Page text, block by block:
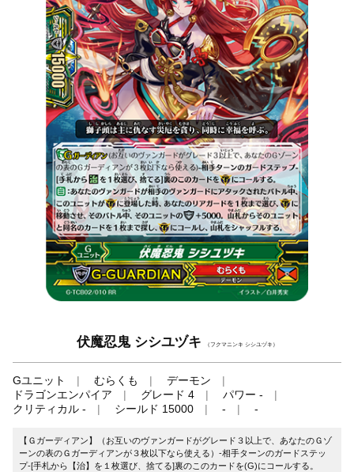
伏魔忍鬼 シシユヅキ （フクマニンキ シシユヅキ）
Gユニット むらくも
デーモン
ドラゴンエンパイア
グレード 4
パワー -
クリティカル -
シールド 15000 - -
【Ｇガーディアン】（お互いのヴァンガードがグレード３以上で、あなたのＧゾ
ーンの表のＧガーディアンが３枚以下なら使える）-相手ターンのガードステッ
プ-[手札から【治】を１枚選び、捨てる]裏のこのカードを(G)にコールする。